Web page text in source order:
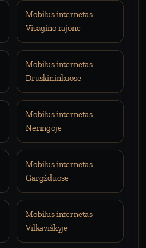
Mobilus internetas
Visagino rajone
Mobilus internetas
Druskininkuose
Mobilus internetas
Neringoje
Mobilus internetas
Gargžduose
Mobilus internetas
Vilkaviškyje